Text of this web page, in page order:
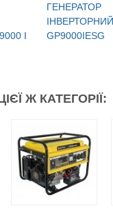
I
ГЕНЕРАТОР
ІНВЕРТОРНИЙ
GP9000IESG
Ж КАТЕГОРІЇ: